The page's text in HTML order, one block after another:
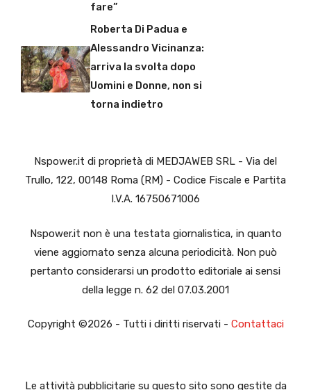
fare”
Roberta Di Padua e
Alessandro Vicinanza:
arriva la svolta dopo
Uomini e Donne, non si
torna indietro
Nspower.it di proprietà di MEDJAWEB SRL - Via del
Trullo, 122, 00148 Roma (RM) - Codice Fiscale e Partita
I.V.A. 16750671006
Nspower.it non è una testata giornalistica, in quanto
viene aggiornato senza alcuna periodicità. Non può
pertanto considerarsi un prodotto editoriale ai sensi
della legge n. 62 del 07.03.2001
Copyright ©2026 - Tutti i diritti riservati - Contattaci
Le attività pubblicitarie su questo sito sono gestite da